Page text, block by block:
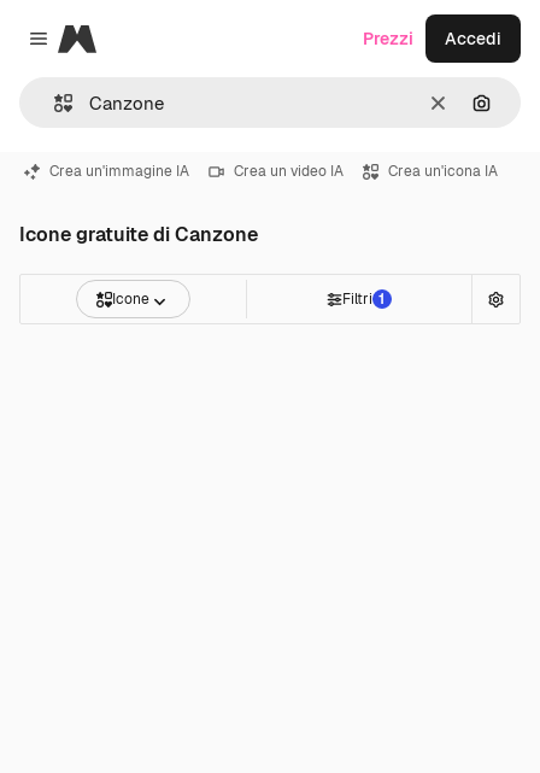
Close menu
Magnific
CancellaCerca
Prezzi Accedi
Crea un'immagine IA Crea un video IA Crea un'icona IA
Icone gratuite di Canzone
Icone Filtri 1